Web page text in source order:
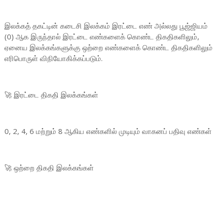
இலக்கத் தகட்டின் கடைசி இலக்கம் இரட்டை எண் அல்லது பூஜ்ஜியம்
(0) ஆக இருந்தால் இரட்டை எண்களைக் கொண்ட திகதிகளிலும்,
ஏனைய இலக்கங்களுக்கு ஒற்றை எண்களைக் கொண்ட திகதிகளிலும்
எரிபொருள் விநியோகிக்கப்படும்.
🚀 இரட்டை திகதி இலக்கங்கள்
0, 2, 4, 6 மற்றும் 8 ஆகிய எண்களில் முடியும் வாகனப் பதிவு எண்கள்
🚀 ஒற்றை திகதி இலக்கங்கள்